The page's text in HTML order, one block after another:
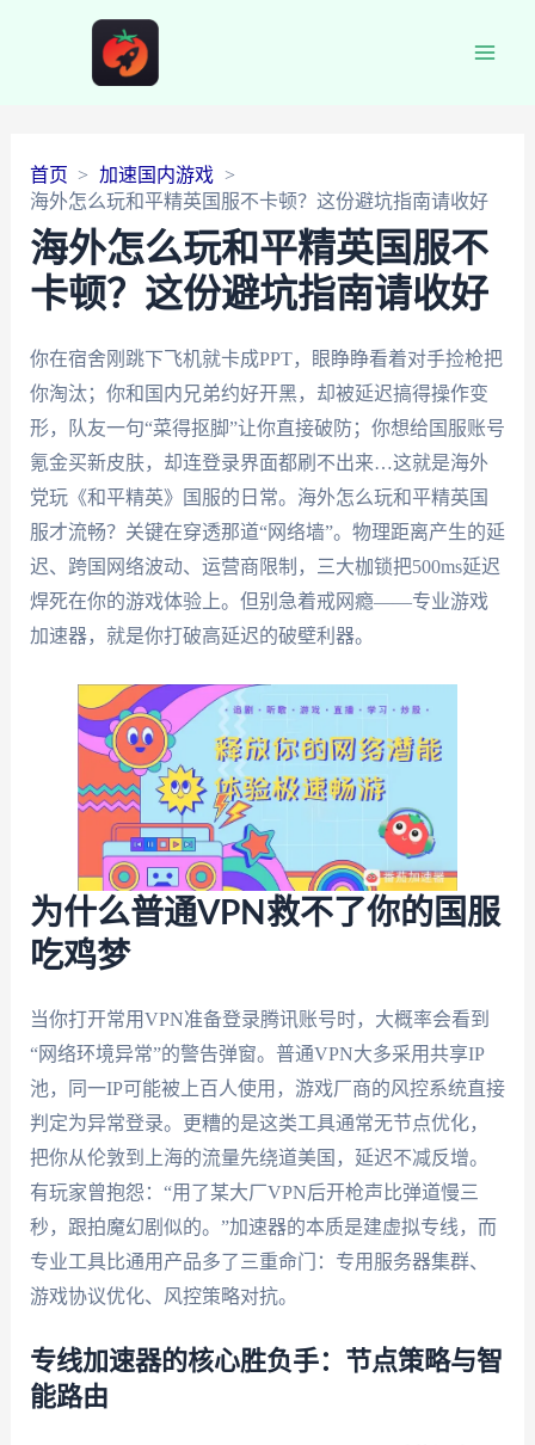
首页
加速国内游戏
海外怎么玩和平精英国服不卡顿？这份避坑指南请收好
海外怎么玩和平精英国服不
卡顿？这份避坑指南请收好
你在宿舍刚跳下飞机就卡成PPT，眼睁睁看着对手捡枪把
你淘汰；你和国内兄弟约好开黑，却被延迟搞得操作变
形，队友一句“菜得抠脚”让你直接破防；你想给国服账号
氪金买新皮肤，却连登录界面都刷不出来…这就是海外
党玩《和平精英》国服的日常。海外怎么玩和平精英国
服才流畅？关键在穿透那道“网络墙”。物理距离产生的延
迟、跨国网络波动、运营商限制，三大枷锁把500ms延迟
焊死在你的游戏体验上。但别急着戒网瘾——专业游戏
加速器，就是你打破高延迟的破壁利器。
为什么普通VPN救不了你的国服
吃鸡梦
当你打开常用VPN准备登录腾讯账号时，大概率会看到
“网络环境异常”的警告弹窗。普通VPN大多采用共享IP
池，同一IP可能被上百人使用，游戏厂商的风控系统直接
判定为异常登录。更糟的是这类工具通常无节点优化，
把你从伦敦到上海的流量先绕道美国，延迟不减反增。
有玩家曾抱怨：“用了某大厂VPN后开枪声比弹道慢三
秒，跟拍魔幻剧似的。”加速器的本质是建虚拟专线，而
专业工具比通用产品多了三重命门：专用服务器集群、
游戏协议优化、风控策略对抗。
专线加速器的核心胜负手：节点策略与智
能路由